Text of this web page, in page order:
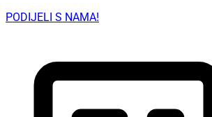
PODIJELI S NAMA!